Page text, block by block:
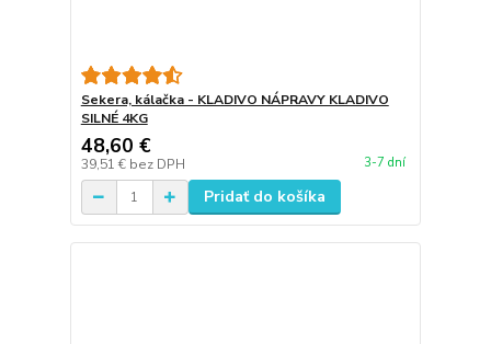
Sekera, kálačka - KLADIVO NÁPRAVY KLADIVO
SILNÉ 4KG
48,60 €
39,51 € bez DPH 3-7 dní
Pridať do košíka